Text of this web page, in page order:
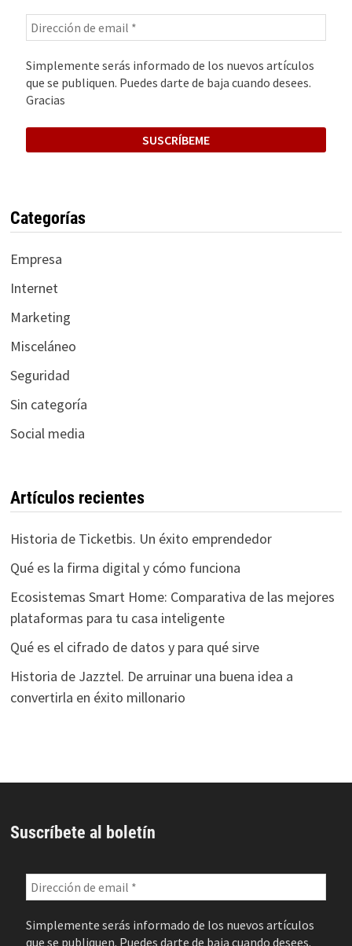
Simplemente serás informado de los nuevos artículos
que se publiquen. Puedes darte de baja cuando desees.
Gracias
Categorías
Empresa
Internet
Marketing
Misceláneo
Seguridad
Sin categoría
Social media
Artículos recientes
Historia de Ticketbis. Un éxito emprendedor
Qué es la firma digital y cómo funciona
Ecosistemas Smart Home: Comparativa de las mejores
plataformas para tu casa inteligente
Qué es el cifrado de datos y para qué sirve
Historia de Jazztel. De arruinar una buena idea a
convertirla en éxito millonario
Suscríbete al boletín
Simplemente serás informado de los nuevos artículos
que se publiquen. Puedes darte de baja cuando desees.